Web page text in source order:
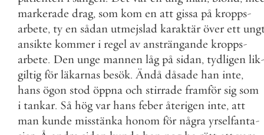
markerade drag, som kom en att gissa på kropps-
arbete, ty en sådan utmejslad karaktär över ett
ansikte kommer i regel av ansträngande kropps-
arbete. Den unge mannen låg på sidan, tydligen lik
giltig för läkarnas besök. Ändå dåsade han inte,
hans ögon stod öppna och stirrade framför sig som
i tankar. Så hög var hans feber återigen inte, att
man kunde misstänka honom för några yrselfanta-